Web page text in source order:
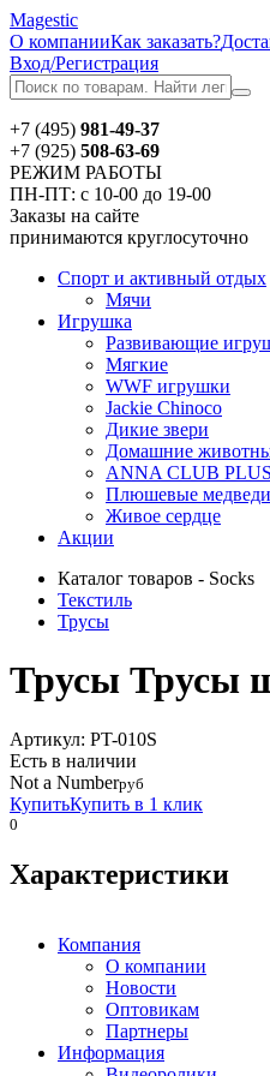
Magestic
О компанииКак заказать?
Вход/Регистрация
+7 (495) 981-49-37
+7 (925) 508-63-69
РЕЖИМ РАБОТЫ
ПН-ПТ: с 10-00 до 19-00
Заказы на сайте
принимаются круглосуточно
Спорт и активный отдых
Мячи
Игрушка
Развивающие
Мягкие
WWF игрушки
Jackie Chinoсo
Дикие звери
Домашние
ANNA CLUB
Плюшевые медведи
Живое сердце
Акции
Каталог товаров - Socks
Текстиль
Трусы
Трусы Трусы
Артикул: PT-010S
Eсть в наличии
Not a Numberруб
КупитьКупить в 1 клик
0
Характеристики
Компания
О компании
Новости
Оптовикам
Партнеры
Информация